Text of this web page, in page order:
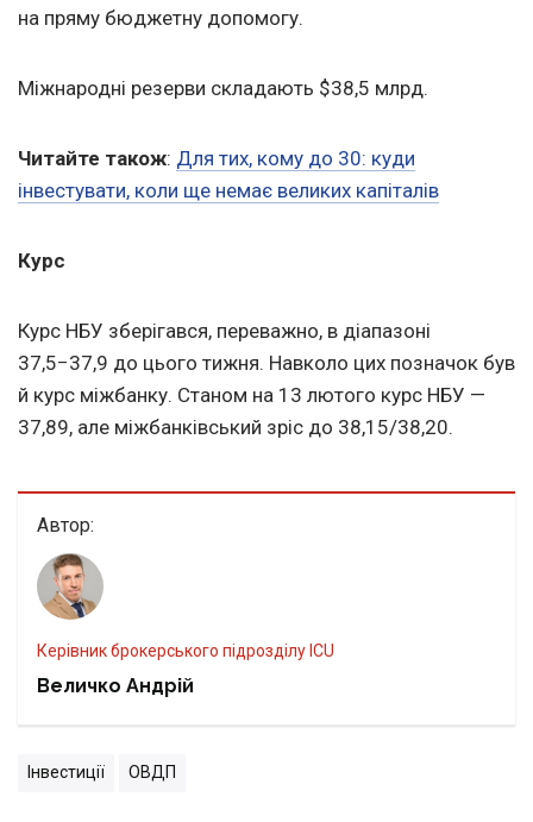
на пряму бюджетну допомогу.
Міжнародні резерви складають $38,5 млрд.
Читайте також: Для тих, кому до 30: куди
інвестувати, коли ще немає великих капіталів
Курс
Курс НБУ зберігався, переважно, в діапазоні
37,5−37,9 до цього тижня. Навколо цих позначок був
й курс міжбанку. Станом на 13 лютого курс НБУ —
37,89, але міжбанківський зріс до 38,15/38,20.
Автор:
Керівник брокерського підрозділу ICU
Величко Андрій
Інвестиції ОВДП